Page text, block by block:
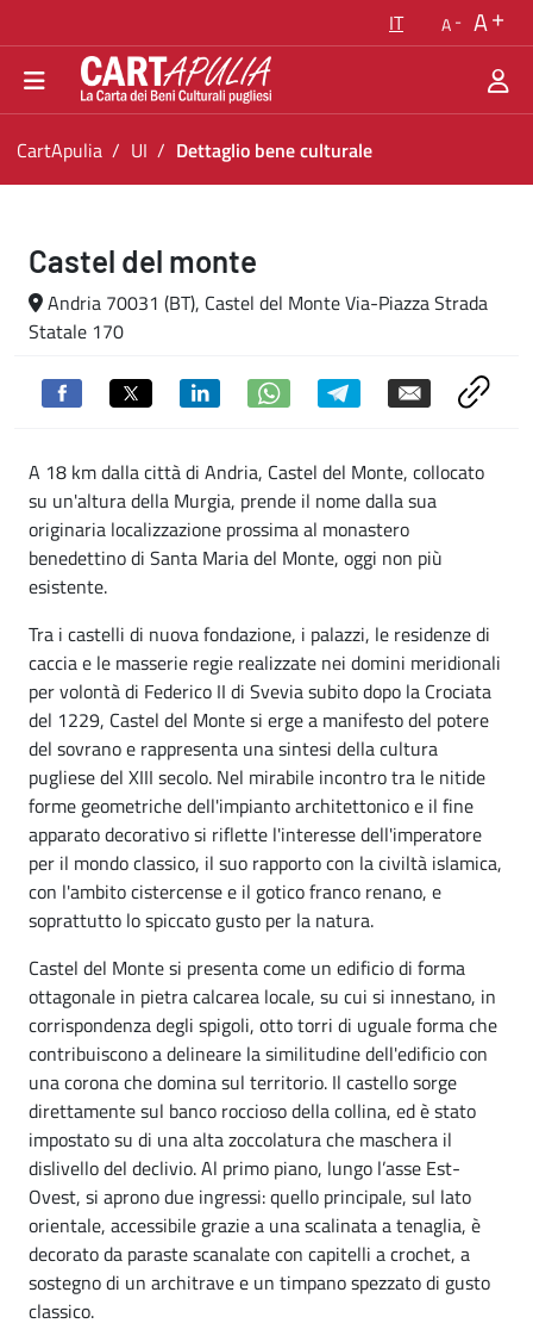
Vai al menu di navigazione
Vai ai contenuti
Vai al footer
IT A A
Ti trovi in:
CartApulia UI Dettaglio bene culturale
Dettaglio bene culturale
Castel del monte
Andria 70031 (BT), Castel del Monte Via-Piazza Strada
Statale 170
A 18 km dalla città di Andria, Castel del Monte, collocato
su un'altura della Murgia, prende il nome dalla sua
originaria localizzazione prossima al monastero
benedettino di Santa Maria del Monte, oggi non più
esistente.
Tra i castelli di nuova fondazione, i palazzi, le residenze di
caccia e le masserie regie realizzate nei domini meridionali
per volontà di Federico II di Svevia subito dopo la Crociata
del 1229, Castel del Monte si erge a manifesto del potere
del sovrano e rappresenta una sintesi della cultura
pugliese del XIII secolo. Nel mirabile incontro tra le nitide
forme geometriche dell'impianto architettonico e il fine
apparato decorativo si riflette l'interesse dell'imperatore
per il mondo classico, il suo rapporto con la civiltà islamica,
con l'ambito cistercense e il gotico franco renano, e
soprattutto lo spiccato gusto per la natura.
Castel del Monte si presenta come un edificio di forma
ottagonale in pietra calcarea locale, su cui si innestano, in
corrispondenza degli spigoli, otto torri di uguale forma che
contribuiscono a delineare la similitudine dell'edificio con
una corona che domina sul territorio. Il castello sorge
direttamente sul banco roccioso della collina, ed è stato
impostato su di una alta zoccolatura che maschera il
dislivello del declivio. Al primo piano, lungo l’asse Est-
Ovest, si aprono due ingressi: quello principale, sul lato
orientale, accessibile grazie a una scalinata a tenaglia, è
decorato da paraste scanalate con capitelli a crochet, a
sostegno di un architrave e un timpano spezzato di gusto
classico.